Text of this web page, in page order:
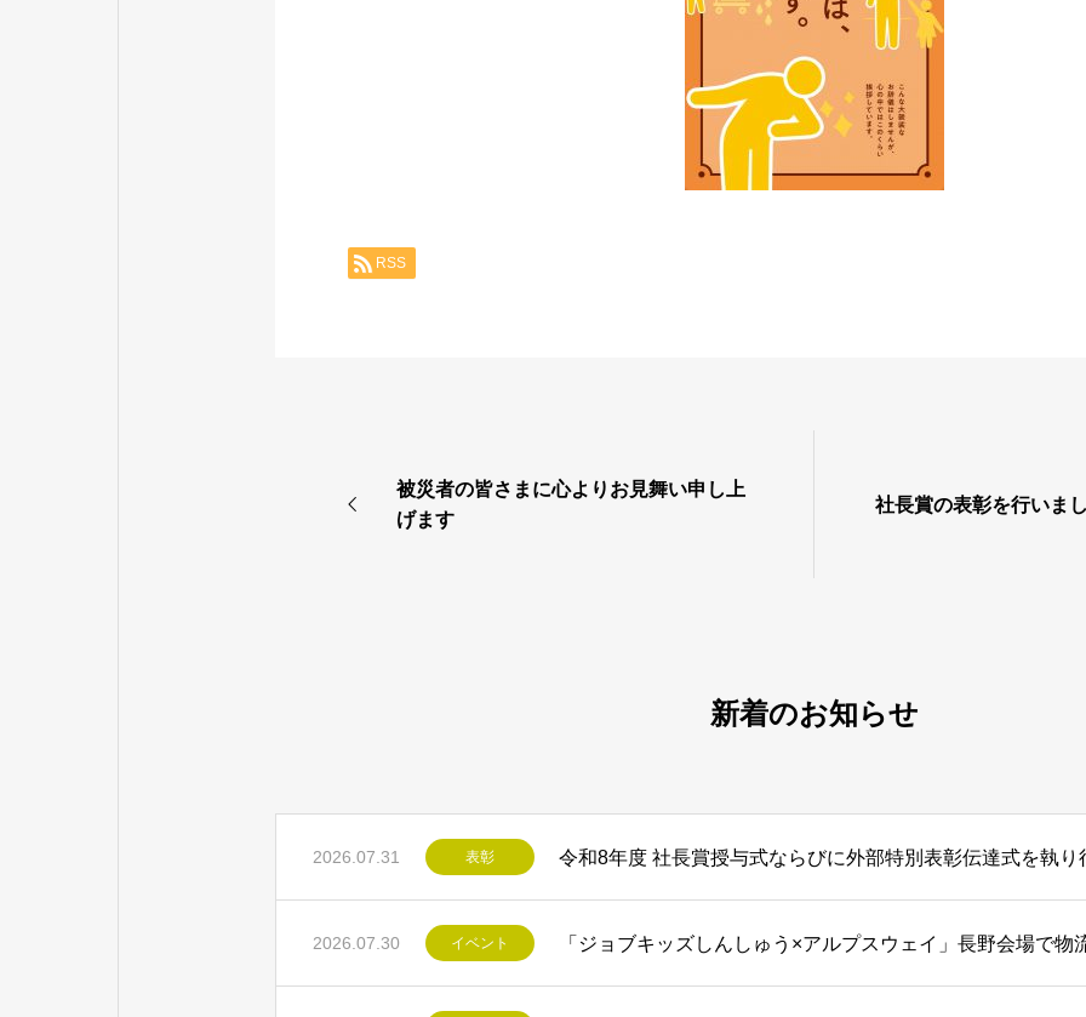
RSS
被災者の皆さまに心よりお見舞い申し上
げます
社長賞の表彰を行いま
新着のお知らせ
2026.07.31 表彰 令和8年度 社長賞授与式ならびに外部特別表彰伝達式を執り
2026.07.30 イベント 「ジョブキッズしんしゅう×アルプスウェイ」長野会場で物